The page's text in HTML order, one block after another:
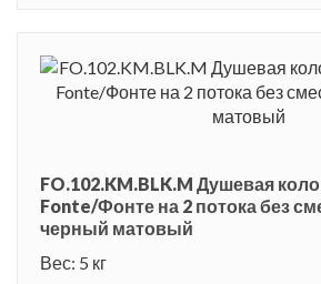
FO.102.KM.BLK.M Душевая
Fonte/Фонте на 2 потока без
черный матовый
Вес: 5 кг